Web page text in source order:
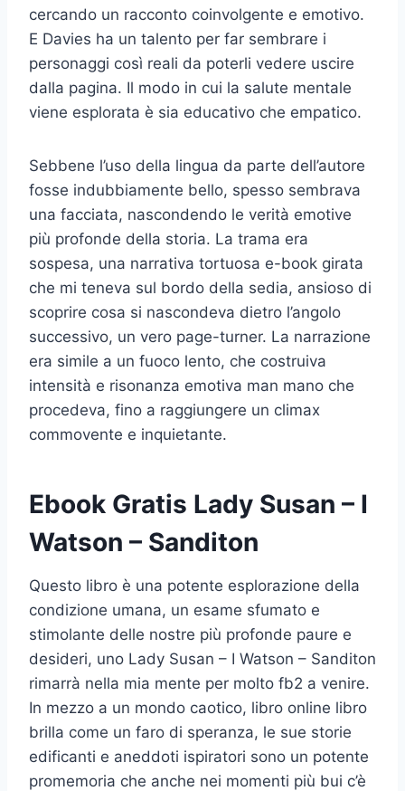
cercando un racconto coinvolgente e emotivo.
E Davies ha un talento per far sembrare i
personaggi così reali da poterli vedere uscire
dalla pagina. Il modo in cui la salute mentale
viene esplorata è sia educativo che empatico.
Sebbene l’uso della lingua da parte dell’autore
fosse indubbiamente bello, spesso sembrava
una facciata, nascondendo le verità emotive
più profonde della storia. La trama era
sospesa, una narrativa tortuosa e-book girata
che mi teneva sul bordo della sedia, ansioso di
scoprire cosa si nascondeva dietro l’angolo
successivo, un vero page-turner. La narrazione
era simile a un fuoco lento, che costruiva
intensità e risonanza emotiva man mano che
procedeva, fino a raggiungere un climax
commovente e inquietante.
Ebook Gratis Lady Susan – I
Watson – Sanditon
Questo libro è una potente esplorazione della
condizione umana, un esame sfumato e
stimolante delle nostre più profonde paure e
desideri, uno Lady Susan – I Watson – Sanditon
rimarrà nella mia mente per molto fb2 a venire.
In mezzo a un mondo caotico, libro online libro
brilla come un faro di speranza, le sue storie
edificanti e aneddoti ispiratori sono un potente
promemoria che anche nei momenti più bui c’è